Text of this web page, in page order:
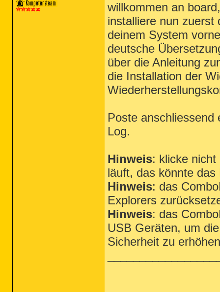
willkommen an board,
installiere nun zuerst
deinem System
deutsche
über die Anleitung
die Installation der
Poste
Log.
Hinweis: klicke
läuft, das könnte
Hinweis: das
Explorers
Hinweis: das
USB Geräten, um
Sicherheit zu